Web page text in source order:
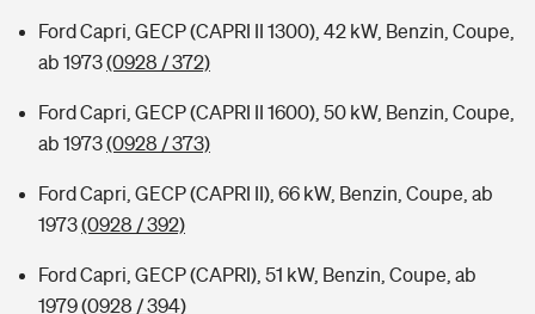
Ford Capri, GECP (CAPRI II 1300), 42 kW, Benzin, Coupe,
ab 1973(0928 / 372)
Ford Capri, GECP (CAPRI II 1600), 50 kW, Benzin, Coupe,
ab 1973(0928 / 373)
Ford Capri, GECP (CAPRI II), 66 kW, Benzin, Coupe, ab
1973(0928 / 392)
Ford Capri, GECP (CAPRI), 51 kW, Benzin, Coupe, ab
1979(0928 / 394)